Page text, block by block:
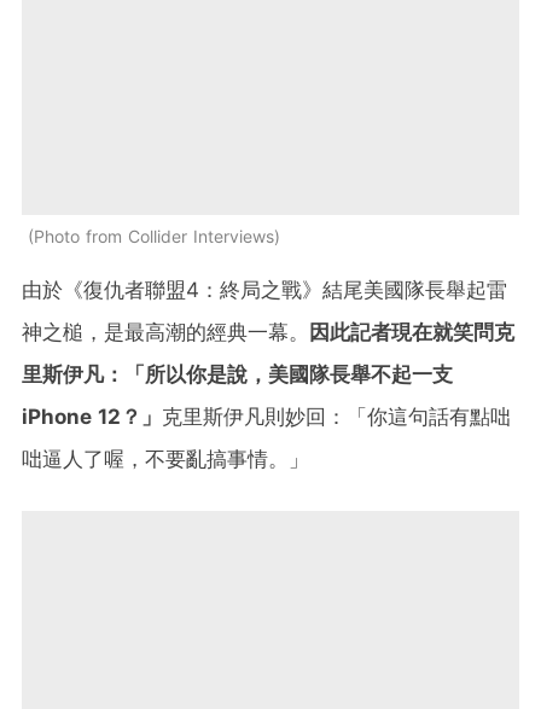
Photo from Collider Interviews
由於《復仇者聯盟4：終局之戰》結尾美國隊長舉起雷
神之槌，是最高潮的經典一幕。 因此記者現在就笑問克
里斯伊凡：「所以你是說，美國隊長舉不起一支
iPhone 12？」 克里斯伊凡則妙回：「你這句話有點咄
咄逼人了喔，不要亂搞事情。」